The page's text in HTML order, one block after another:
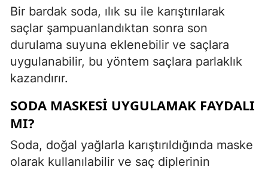
Bir bardak soda, ılık su ile karıştırılarak
saçlar şampuanlandıktan sonra son
durulama suyuna eklenebilir ve saçlara
uygulanabilir, bu yöntem saçlara parlaklık
kazandırır.
SODA MASKESI UYGULAMAK FAYDALI
MI?
Soda, doğal yağlarla karıştırıldığında maske
olarak kullanılabilir ve saç diplerinin